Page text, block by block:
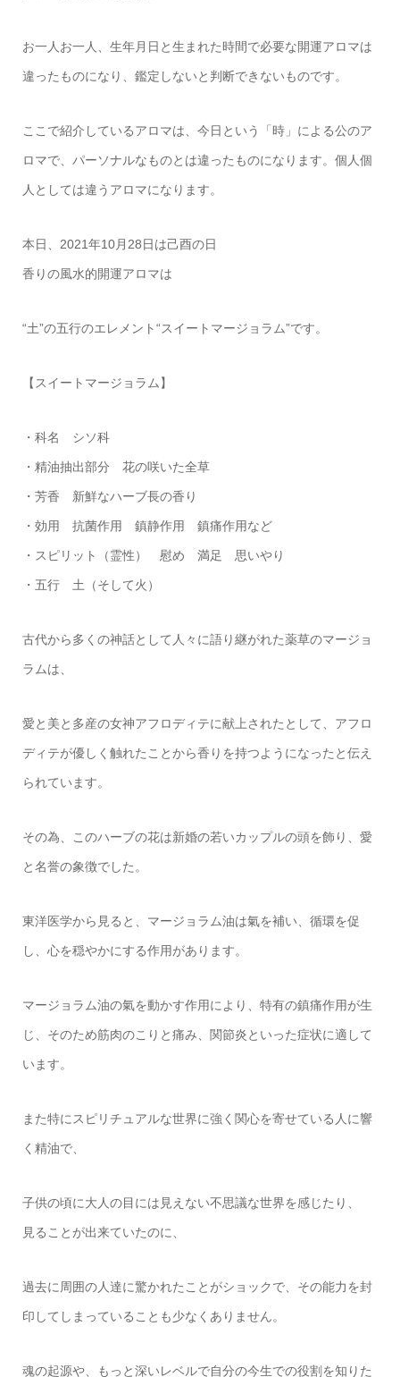
お一人お一人、生年月日と生まれた時間で必要な開運アロマは
違ったものになり、鑑定しないと判断できないものです。
ここで紹介しているアロマは、今日という「時」による公のア
ロマで、パーソナルなものとは違ったものになります。個人個
人としては違うアロマになります。
本日、2021年10月28日は己酉の日
香りの風水的開運アロマは
“土”の五行のエレメント“スイートマージョラム”です。
【スイートマージョラム】
・科名 シソ科
・精油抽出部分 花の咲いた全草
・芳香 新鮮なハーブ長の香り
・効用 抗菌作用 鎮静作用 鎮痛作用など
・スピリット（霊性） 慰め 満足 思いやり
・五行 土（そして火）
古代から多くの神話として人々に語り継がれた薬草のマージョ
ラムは、
愛と美と多産の女神アフロディテに献上されたとして、アフロ
ディテが優しく触れたことから香りを持つようになったと伝え
られています。
その為、このハーブの花は新婚の若いカップルの頭を飾り、愛
と名誉の象徴でした。
東洋医学から見ると、マージョラム油は氣を補い、循環を促
し、心を穏やかにする作用があります。
マージョラム油の氣を動かす作用により、特有の鎮痛作用が生
じ、そのため筋肉のこりと痛み、関節炎といった症状に適して
います。
また特にスピリチュアルな世界に強く関心を寄せている人に響
く精油で、
子供の頃に大人の目には見えない不思議な世界を感じたり、
見ることが出来ていたのに、
過去に周囲の人達に驚かれたことがショックで、その能力を封
印してしまっていることも少なくありません。
魂の起源や、もっと深いレベルで自分の今生での役割を知りた